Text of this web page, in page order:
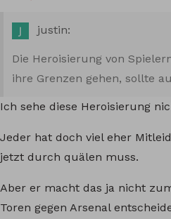
justin:
Die Heroisierung von
ihre Grenzen gehen, sollte
Ich sehe diese Heroisierung
Jeder hat doch viel eher
jetzt durch quälen muss.
Aber er macht das ja nicht
Toren gegen Arsenal